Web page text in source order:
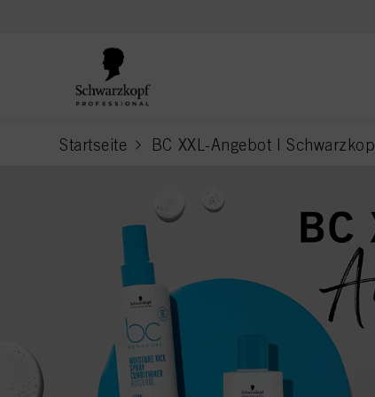
Startseite BC XXL-Angebot I
current page